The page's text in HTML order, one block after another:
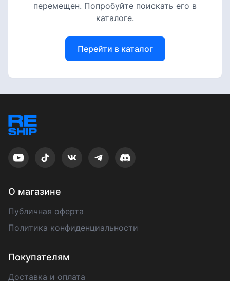
перемещен. Попробуйте поискать его в
каталоге.
Перейти в каталог
О магазине
Публичная оферта
Политика конфиденциальности
Покупателям
Доставка и оплата